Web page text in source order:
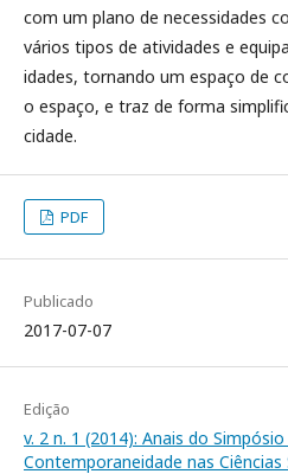
com um plano de necessidades
vários tipos de atividades e
idades, tornando um espaço de
o espaço, e traz de forma
cidade.
PDF
Publicado
2017-07-07
Edição
v. 2 n. 1 (2014): Anais do
Contemporaneidade nas Ciências